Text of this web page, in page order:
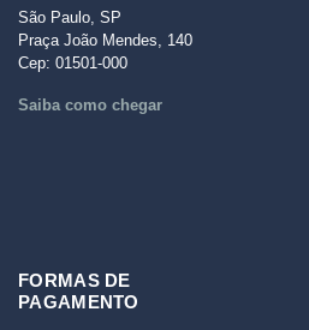
São Paulo, SP
Praça João Mendes, 140
Cep: 01501-000
Saiba como chegar
FORMAS DE
PAGAMENTO